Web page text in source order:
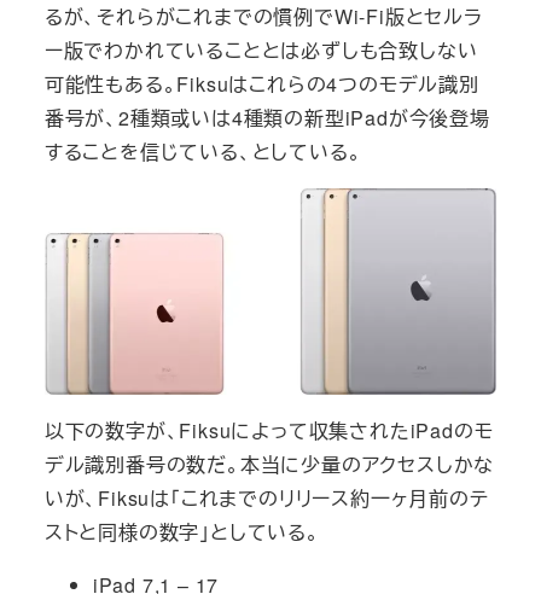
るが、それらがこれまでの慣例でWi-Fi版とセルラ
ー版でわかれていることとは必ずしも合致しない
可能性もある。Fiksuはこれらの4つのモデル識別
番号が、2種類或いは4種類の新型iPadが今後登場
することを信じている、としている。
以下の数字が、Fiksuによって収集されたiPadのモ
デル識別番号の数だ。本当に少量のアクセスしかな
いが、Fiksuは「これまでのリリース約一ヶ月前のテ
ストと同様の数字」としている。
iPad 7,1 – 17